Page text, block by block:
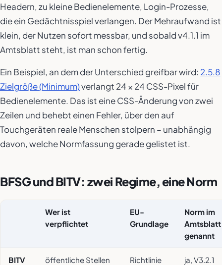
Headern, zu kleine Bedienelemente, Login-Prozesse,
die ein Gedächtnisspiel verlangen. Der Mehraufwand ist
klein, der Nutzen sofort messbar, und sobald v4.1.1 im
Amtsblatt steht, ist man schon fertig.
Ein Beispiel, an dem der Unterschied greifbar wird: 2.5.8
Zielgröße (Minimum)verlangt 24 × 24 CSS-Pixel für
Bedienelemente. Das ist eine CSS-Änderung von zwei
Zeilen und behebt einen Fehler, über den auf
Touchgeräten reale Menschen stolpern – unabhängig
davon, welche Normfassung gerade gelistet ist.
BFSG und BITV: zwei Regime, eine Norm
Wer ist
verpflichtet
EU-
Grundlage
Norm im
Amtsblatt
genannt
BITV
öffentliche Stellen
Richtlinie
ja, V3.2.1